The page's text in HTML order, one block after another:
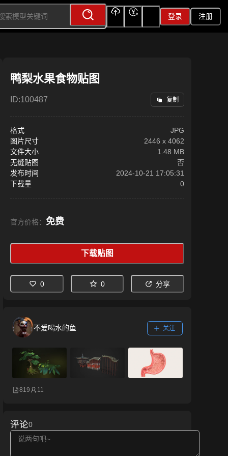
登录 注册
鸭梨水果食物贴图
ID:100487 复制
格式
JPG
图片尺寸
2446 x 4062
文件大小
1.48 MB
无缝贴图
否
发布时间
2024-10-21 17:05:31
下载量
0
官方价格： 免费
下载贴图
0 0 分享
不爱喝水的鱼 关注
819 11
评论0